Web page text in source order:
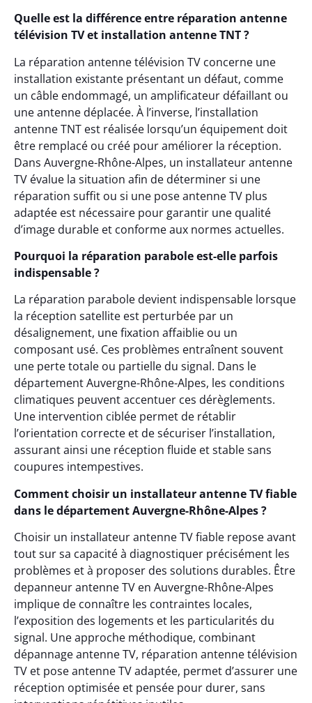
Quelle est la différence entre réparation antenne
télévision TV et installation antenne TNT ?
La réparation antenne télévision TV concerne une
installation existante présentant un défaut, comme
un câble endommagé, un amplificateur défaillant ou
une antenne déplacée. À l’inverse, l’installation
antenne TNT est réalisée lorsqu’un équipement doit
être remplacé ou créé pour améliorer la réception.
Dans Auvergne-Rhône-Alpes, un installateur antenne
TV évalue la situation afin de déterminer si une
réparation suffit ou si une pose antenne TV plus
adaptée est nécessaire pour garantir une qualité
d’image durable et conforme aux normes actuelles.
Pourquoi la réparation parabole est-elle parfois
indispensable ?
La réparation parabole devient indispensable lorsque
la réception satellite est perturbée par un
désalignement, une fixation affaiblie ou un
composant usé. Ces problèmes entraînent souvent
une perte totale ou partielle du signal. Dans le
département Auvergne-Rhône-Alpes, les conditions
climatiques peuvent accentuer ces dérèglements.
Une intervention ciblée permet de rétablir
l’orientation correcte et de sécuriser l’installation,
assurant ainsi une réception fluide et stable sans
coupures intempestives.
Comment choisir un installateur antenne TV fiable
dans le département Auvergne-Rhône-Alpes ?
Choisir un installateur antenne TV fiable repose avant
tout sur sa capacité à diagnostiquer précisément les
problèmes et à proposer des solutions durables. Être
depanneur antenne TV en Auvergne-Rhône-Alpes
implique de connaître les contraintes locales,
l’exposition des logements et les particularités du
signal. Une approche méthodique, combinant
dépannage antenne TV, réparation antenne télévision
TV et pose antenne TV adaptée, permet d’assurer une
réception optimisée et pensée pour durer, sans